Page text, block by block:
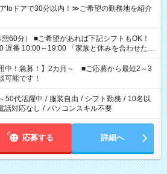
toドアで30分以内！≫ご希望の勤務地を紹介
下記シフトもOK！
19:00 「家族と休みを合わせた
て夕飯の準備がしたい」 「できれば残業はし
望を教えてくださいね。 ※Wワーク希望
仕事で希望する勤務時間と、もう1つのお仕事
で週40時間を超える場合は応募できません。
中！急募！】2カ月～ ■ご応募から最短2～3
可能です！
50代活躍中 / 服装自由 / シフト勤務 / 10名以
話対応なし / パソコンスキル不要
応募する 詳細へ